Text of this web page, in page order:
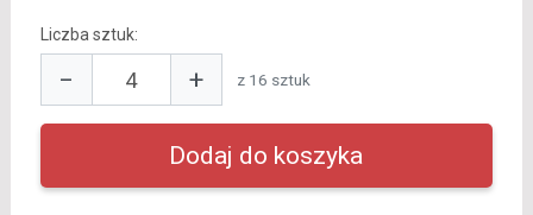
Liczba sztuk:
− + z 16 sztuk